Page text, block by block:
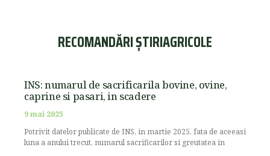
RECOMANDĂRI ȘTIRIAGRICOLE
INS: numarul de sacrificarila bovine, ovine,
caprine si pasari, in scadere
9 mai 2025
Potrivit datelor publicate de INS, in martie 2025, fata de aceeasi
luna a anului trecut, numarul sacrificarilor si greutatea in